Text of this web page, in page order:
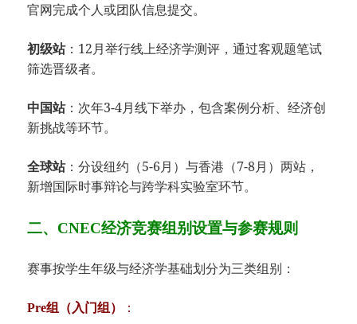
官网完成个人或团队信息提交。
​初级站​​：12月举行线上经济学测评，通过客观题笔试
筛选晋级者。
​中国站​​：次年3-4月线下举办，包含案例分析、经济创
新挑战等环节。
​全球站​​：分设纽约（5-6月）与香港（7-8月）两站，
新增国际时事辩论与跨学科实验室环节。
二、CNEC经济竞赛组别设置与参赛规则​
赛事按学生年级与经济学基础划分为三类组别：
​Pre组（入门组）​ ​：